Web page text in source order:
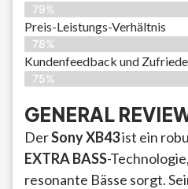
79%
Preis-Leistungs-Verhältnis
78%
Kundenfeedback und
75%
GENERAL
DerSony XB43ist ein
EXTRA BASS-
resonante Bässe sorgt.